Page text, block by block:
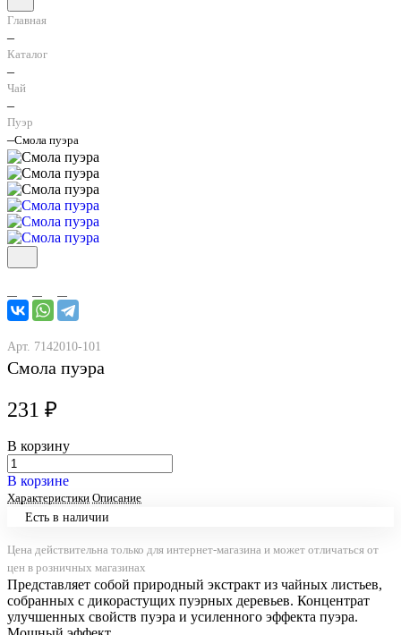
Главная
–
Каталог
–
Чай
–
Пуэр
–Смола пуэра
Арт. 7142010-101
Смола пуэра
231 ₽
В корзину
В корзине
Характеристики Описание
Есть в наличии
Цена действительна только для интернет-магазина и может отличаться от
цен в розничных магазинах
Представляет собой природный экстракт из чайных листьев,
собранных с дикорастущих пуэрных деревьев. Концентрат
улучшенных свойств пуэра и усиленного эффекта пуэра.